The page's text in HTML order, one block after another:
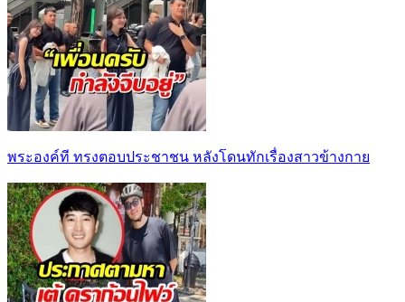
พระองค์ที ทรงตอบประชาชน หลังโดนทักเรื่องสาวข้างกาย